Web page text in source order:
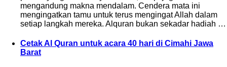
mengandung makna mendalam. Cendera mata ini
mengingatkan tamu untuk terus mengingat Allah dalam
setiap langkah mereka. Alquran bukan sekadar hadiah …
Cetak Al Quran untuk acara 40 hari di Cimahi Jawa
Barat